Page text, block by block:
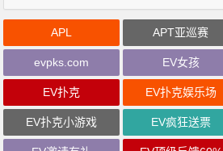
APL APT亚巡赛
evpks.com EV女孩
EV扑克 EV扑克娱乐场
EV扑克小游戏 EV疯狂送票